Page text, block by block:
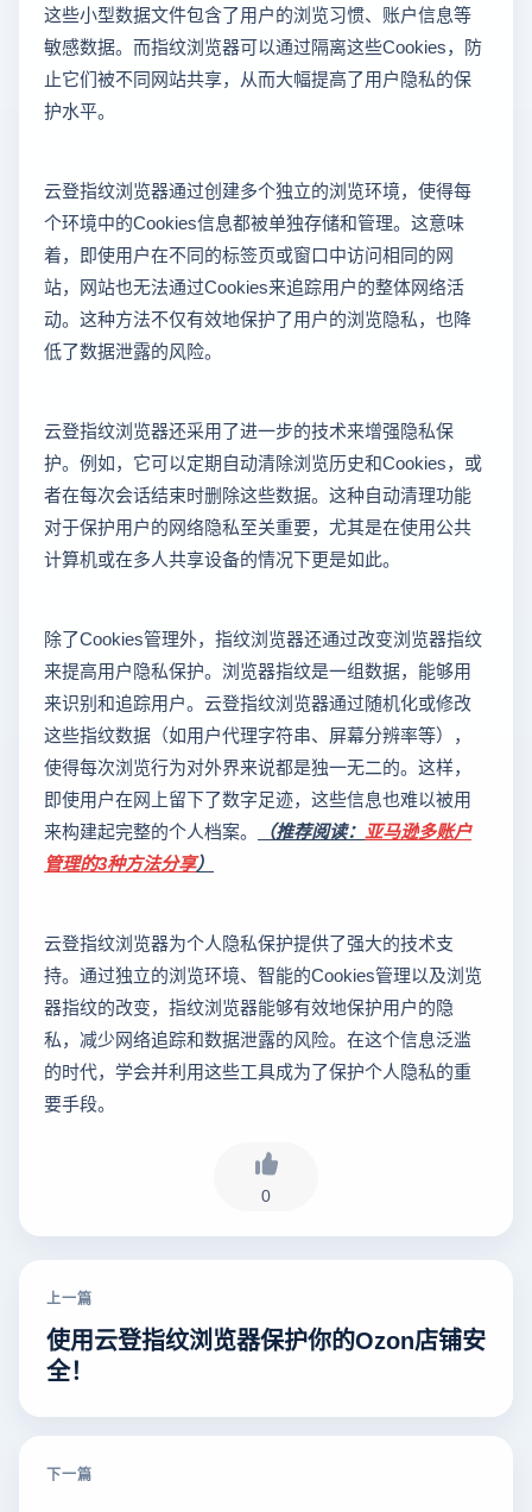
这些小型数据文件包含了用户的浏览习惯、账户信息等
敏感数据。而指纹浏览器可以通过隔离这些Cookies，防
止它们被不同网站共享，从而大幅提高了用户隐私的保
护水平。
云登指纹浏览器通过创建多个独立的浏览环境，使得每
个环境中的Cookies信息都被单独存储和管理。这意味
着，即使用户在不同的标签页或窗口中访问相同的网
站，网站也无法通过Cookies来追踪用户的整体网络活
动。这种方法不仅有效地保护了用户的浏览隐私，也降
低了数据泄露的风险。
云登指纹浏览器还采用了进一步的技术来增强隐私保
护。例如，它可以定期自动清除浏览历史和Cookies，或
者在每次会话结束时删除这些数据。这种自动清理功能
对于保护用户的网络隐私至关重要，尤其是在使用公共
计算机或在多人共享设备的情况下更是如此。
除了Cookies管理外，指纹浏览器还通过改变浏览器指纹
来提高用户隐私保护。浏览器指纹是一组数据，能够用
来识别和追踪用户。云登指纹浏览器通过随机化或修改
这些指纹数据（如用户代理字符串、屏幕分辨率等），
使得每次浏览行为对外界来说都是独一无二的。这样，
即使用户在网上留下了数字足迹，这些信息也难以被用
来构建起完整的个人档案。
（推荐阅读： 亚马逊多账户
管理的3种方法分享）
云登指纹浏览器为个人隐私保护提供了强大的技术支
持。通过独立的浏览环境、智能的Cookies管理以及浏览
器指纹的改变，指纹浏览器能够有效地保护用户的隐
私，减少网络追踪和数据泄露的风险。在这个信息泛滥
的时代，学会并利用这些工具成为了保护个人隐私的重
要手段。
0
上一篇
使用云登指纹浏览器保护你的Ozon店铺安
全！
下一篇